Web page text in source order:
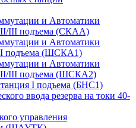
и Автоматики
II/III подъема (СКАА)
и Автоматики
I подъема (ШСКА1)
и Автоматики
II/III подъема (ШСКА2)
I подъема (БНС1)
ввода резерва на токи 40-
управления